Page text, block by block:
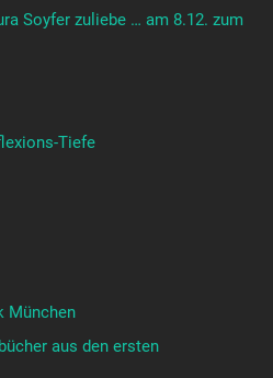
Soyfer zuliebe … am 8.12. zum
Tiefe
München
aus den ersten